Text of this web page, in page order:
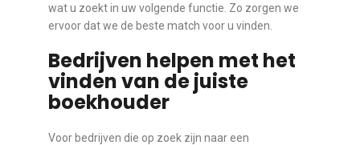
wat u zoekt in uw volgende functie. Zo zorgen we
ervoor dat we de beste match voor u vinden.
Bedrijven helpen met het
vinden van de juiste
boekhouder
Voor bedrijven die op zoek zijn naar een